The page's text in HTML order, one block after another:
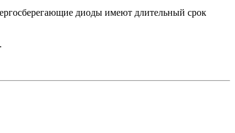
диоды имеют длительный срок